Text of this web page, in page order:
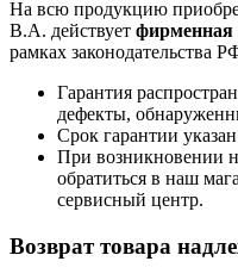
На всю продукцию
В.А. действует фирменная
рамках законодательства
Гарантия
дефекты,
Срок гарантии
При возникновении
обратиться в наш
сервисный центр.
Возврат товара